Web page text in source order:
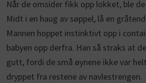
Når de omsider fikk opp lokket, ble
Midt i en haug av søppel, lå en
Mannen hoppet instinktivt opp i
babyen opp derfra. Han så straks at
gutt, fordi de små øynene ikke var
dryppet fra restene av navlestrengen.